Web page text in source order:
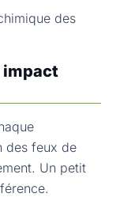
des
impact
des feux de
Un petit